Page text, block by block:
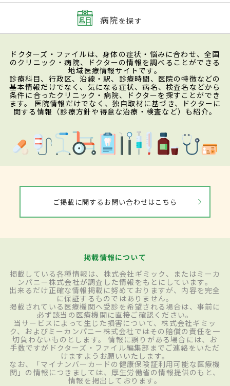
病院を探す
ドクターズ・ファイルは、身体の症状・悩みに合わせ、全国
のクリニック・病院、ドクターの情報を調べることができる
地域医療情報サイトです。
診療科目、行政区、沿線・駅、診療時間、医院の特徴などの
基本情報だけでなく、気になる症状、病名、検査名などから
条件に合ったクリニック・病院、ドクターを探すことができ
ます。 医院情報だけでなく、独自取材に基づき、ドクターに
関する情報（診療方針や得意な治療・検査など）も紹介。
ご掲載に関するお問い合わせはこちら
掲載情報について
掲載している各種情報は、株式会社ギミック、またはミーカ
ンパニー株式会社が調査した情報をもとにしています。
出来るだけ正確な情報掲載に努めておりますが、内容を完全
に保証するものではありません。
掲載されている医療機関へ受診を希望される場合は、事前に
必ず該当の医療機関に直接ご確認ください。
当サービスによって生じた損害について、株式会社ギミッ
ク、およびミーカンパニー株式会社ではその賠償の責任を一
切負わないものとします。 情報に誤りがある場合には、お
手数ですがドクターズ・ファイル編集部までご連絡をいただ
けますようお願いいたします。
なお、「マイナンバーカードの健康保険証利用可能な医療機
関」の情報につきましては、厚生労働省の情報提供のもと、
情報を掲出しております。